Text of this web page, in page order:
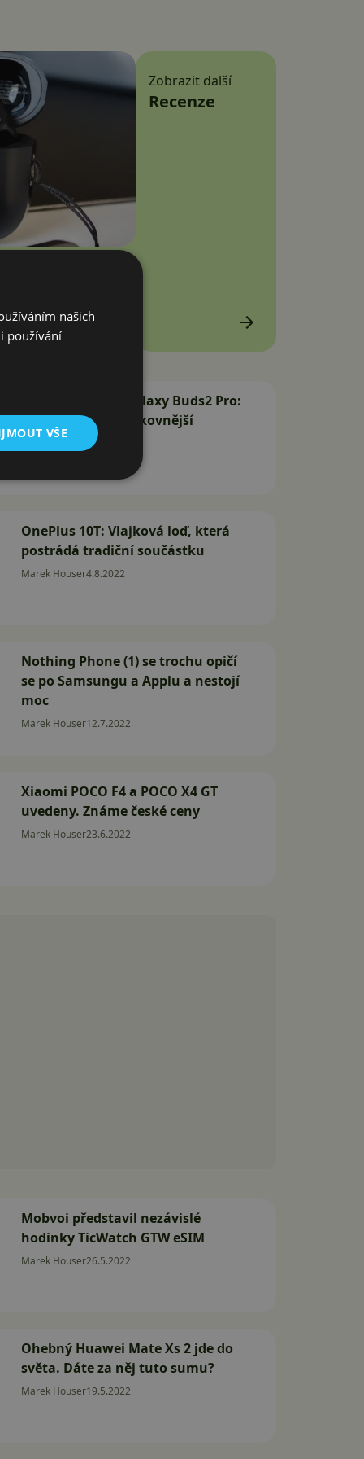
Zobrazit další
Recenze
Samsung uvedl Galaxy Buds2 Pro:
Menší, ale o kus šikovnější
10.8.2022
OnePlus 10T: Vlajková loď, která
postrádá tradiční součástku
Marek Houser4.8.2022
Nothing Phone (1) se trochu opičí
se po Samsungu a Applu a nestojí
moc
Marek Houser12.7.2022
Xiaomi POCO F4 a POCO X4 GT
uvedeny. Známe české ceny
Marek Houser23.6.2022
Mobvoi představil nezávislé
hodinky TicWatch GTW eSIM
Marek Houser26.5.2022
Ohebný Huawei Mate Xs 2 jde do
světa. Dáte za něj tuto sumu?
Marek Houser19.5.2022
našich
používání
VŠE